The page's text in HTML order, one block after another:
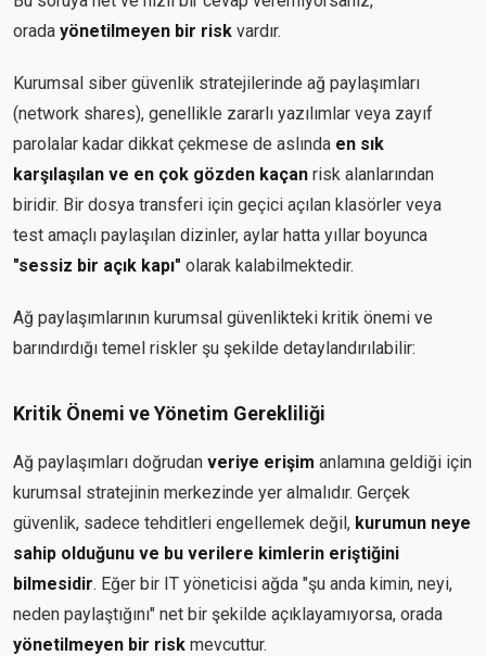
orada yönetilmeyen bir risk vardır.
Kurumsal siber güvenlik stratejilerinde ağ paylaşımları
(network shares), genellikle zararlı yazılımlar veya zayıf
parolalar kadar dikkat çekmese de aslında en sık
karşılaşılan ve en çok gözden kaçan risk alanlarından
biridir. Bir dosya transferi için geçici açılan klasörler veya
test amaçlı paylaşılan dizinler, aylar hatta yıllar boyunca
"sessiz bir açık kapı" olarak kalabilmektedir.
Ağ paylaşımlarının kurumsal güvenlikteki kritik önemi ve
barındırdığı temel riskler şu şekilde detaylandırılabilir:
Kritik Önemi ve Yönetim Gerekliliği
Ağ paylaşımları doğrudan veriye erişim anlamına geldiği için
kurumsal stratejinin merkezinde yer almalıdır. Gerçek
güvenlik, sadece tehditleri engellemek değil, kurumun neye
sahip olduğunu ve bu verilere kimlerin eriştiğini
bilmesidir. Eğer bir IT yöneticisi ağda "şu anda kimin, neyi,
neden paylaştığını" net bir şekilde açıklayamıyorsa, orada
yönetilmeyen bir risk mevcuttur.